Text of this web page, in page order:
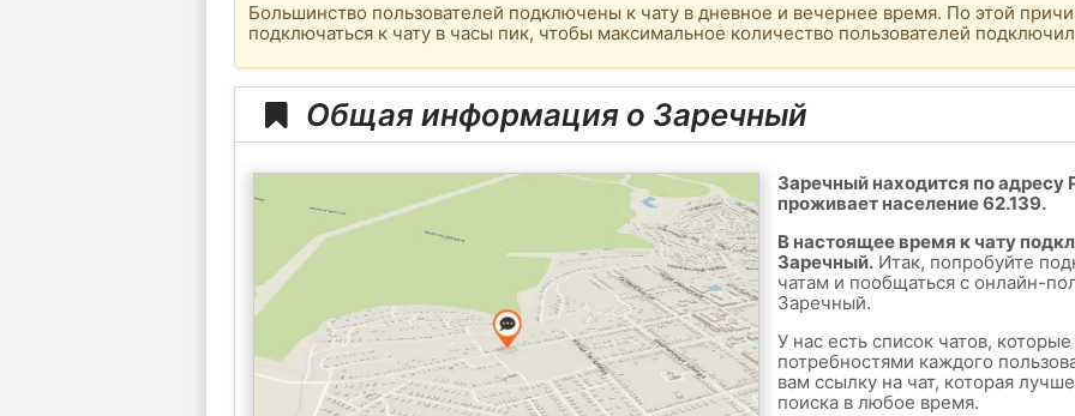
Большинство пользователей подключены к чату в дневное и вечернее время. По этой
подключаться к чату в часы пик, чтобы максимальное количество пользователей
Общая информация о Заречный
Заречный находится по адресу
проживает население 62.139.
В настоящее время к чату
Заречный.Итак, попробуйте
чатам и пообщаться с онлайн-
Заречный.
У нас есть список чатов,
потребностями каждого
вам ссылку на чат, которая
поиска в любое время.